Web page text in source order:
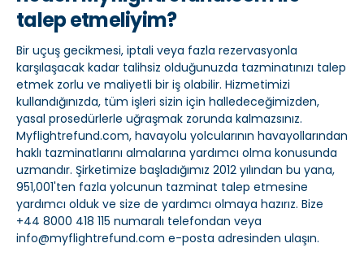
talep etmeliyim?
Bir uçuş gecikmesi, iptali veya fazla rezervasyonla
karşılaşacak kadar talihsiz olduğunuzda tazminatınızı talep
etmek zorlu ve maliyetli bir iş olabilir. Hizmetimizi
kullandığınızda, tüm işleri sizin için halledeceğimizden,
yasal prosedürlerle uğraşmak zorunda kalmazsınız.
Myflightrefund.com, havayolu yolcularının havayollarından
haklı tazminatlarını almalarına yardımcı olma konusunda
uzmandır. Şirketimize başladığımız 2012 yılından bu yana,
951,001'ten fazla yolcunun tazminat talep etmesine
yardımcı olduk ve size de yardımcı olmaya hazırız. Bize
+44 8000 418 115 numaralı telefondan veya
info@myflightrefund.com e-posta adresinden ulaşın.